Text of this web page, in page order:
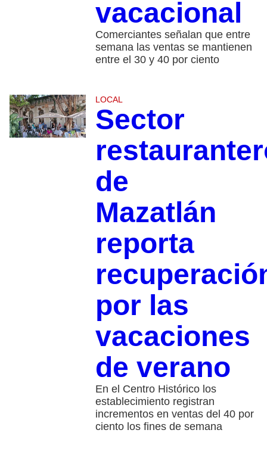
vacacional
Comerciantes señalan que entre
semana las ventas se mantienen
entre el 30 y 40 por ciento
LOCAL
Sector
de
Mazatlán
reporta
por las
vacaciones
de verano
En el Centro Histórico los
establecimiento registran
incrementos en ventas del 40 por
ciento los fines de semana